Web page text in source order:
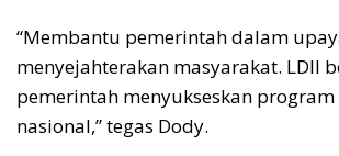
“Membantu pemerintah dalam
menyejahterakan masyarakat. LDII
pemerintah menyukseskan
nasional,” tegas Dody.